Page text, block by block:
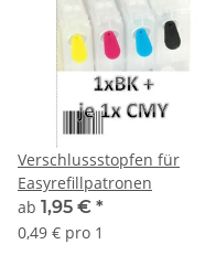
Verschlussstopfen für
Easyrefillpatronen
ab 1,95 € *
0,49 € pro 1